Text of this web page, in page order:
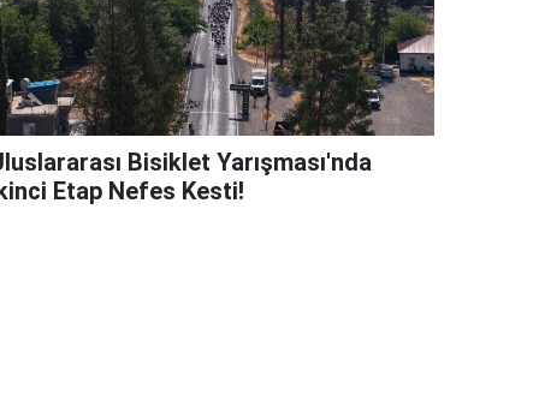
Bisiklet Yarışması'nda
Etap Nefes Kesti!